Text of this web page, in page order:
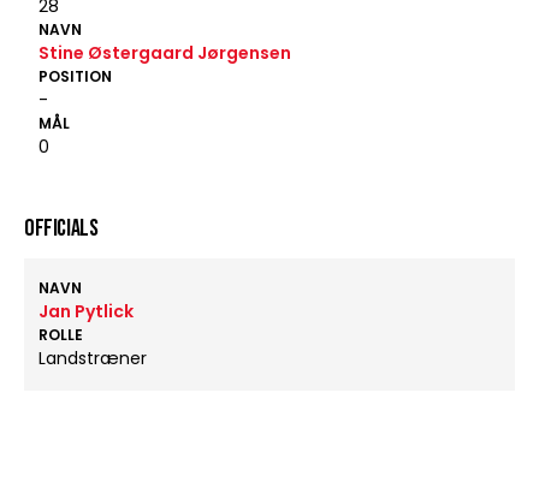
28
NAVN
Stine Østergaard Jørgensen
POSITION
-
MÅL
0
OFFICIALS
NAVN
Jan Pytlick
ROLLE
Landstræner